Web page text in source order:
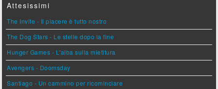
Attesissimi
The Invite - Il piacere è tutto nostro
The Dog Stars - Le stelle dopo la fine
Hunger Games - L'alba sulla mietitura
Avengers - Doomsday
Santiago - Un cammino per ricominciare